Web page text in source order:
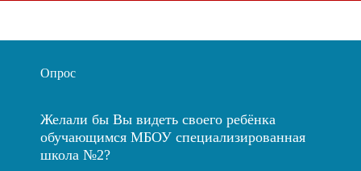
Опрос
Желали бы Вы видеть своего ребёнка
обучающимся МБОУ специализированная
школа №2?